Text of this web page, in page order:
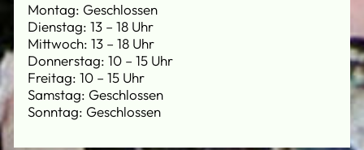
Montag: Geschlossen
Dienstag: 13 – 18 Uhr
Mittwoch: 13 – 18 Uhr
Donnerstag: 10 – 15 Uhr
Freitag: 10 – 15 Uhr
Samstag: Geschlossen
Sonntag: Geschlossen